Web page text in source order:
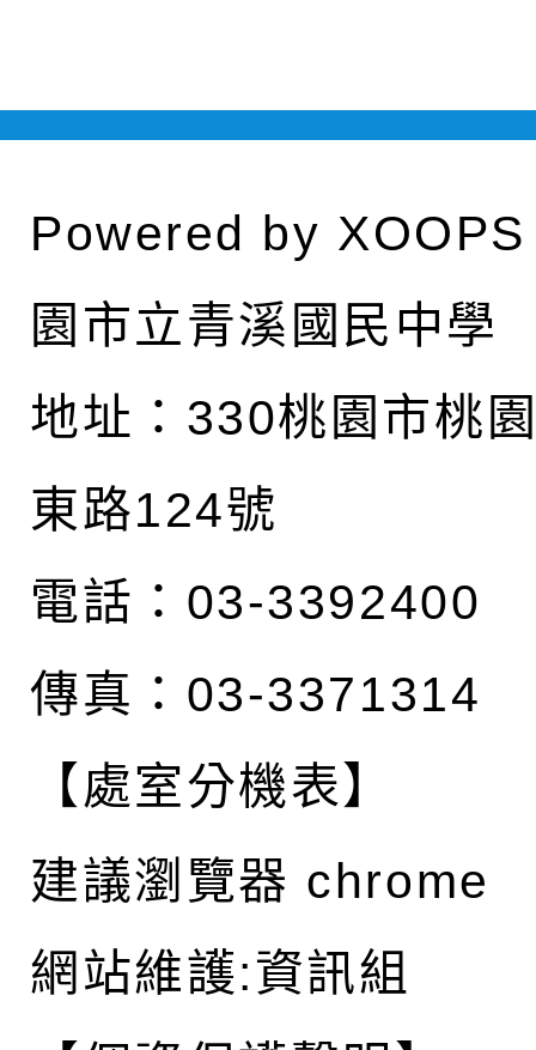
Powered by XOOPS
園市立青溪國民中學
地址： 330桃園市桃
東路124號
電話：03-3392400
傳真：03-3371314
【處室分機表】
建議瀏覽器 chrome
網站維護:資訊組